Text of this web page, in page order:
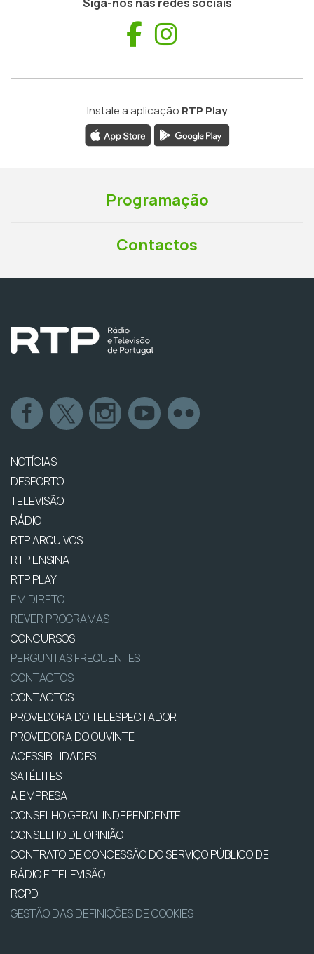
Facebook
Instale a aplicação RTP Play
Programação
Contactos
NOTÍCIAS
DESPORTO
TELEVISÃO
RÁDIO
RTP ARQUIVOS
RTP ENSINA
RTP PLAY
EM DIRETO
REVER PROGRAMAS
CONCURSOS
PERGUNTAS FREQUENTES
CONTACTOS
CONTACTOS
PROVEDORA DO TELESPECTADOR
PROVEDORA DO OUVINTE
ACESSIBILIDADES
SATÉLITES
A EMPRESA
CONSELHO GERAL INDEPENDENTE
CONSELHO DE OPINIÃO
CONTRATO DE CONCESSÃO DO SERVIÇO PÚBLICO DE
RÁDIO E TELEVISÃO
RGPD
GESTÃO DAS DEFINIÇÕES DE COOKIES